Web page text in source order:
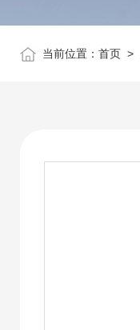
当前位置： 首页 >